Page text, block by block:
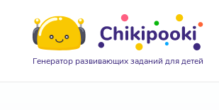
Генератор развивающих заданий для детей